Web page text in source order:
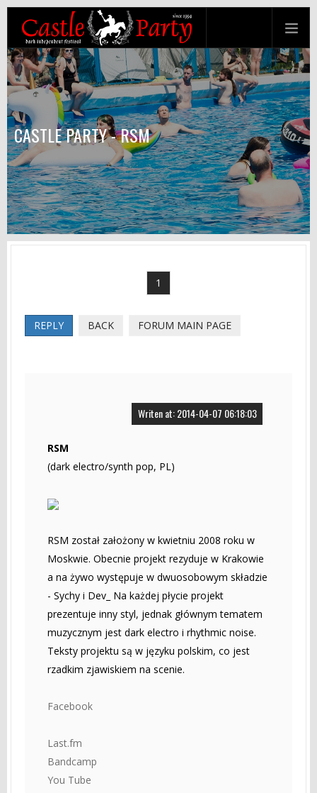
CASTLE PARTY - RSM
1
REPLY BACK FORUM MAIN PAGE
Writen at: 2014-04-07 06:18:03
RSM
(dark electro/synth pop, PL)
RSM został założony w kwietniu 2008 roku w
Moskwie. Obecnie projekt rezyduje w Krakowie
a na żywo występuje w dwuosobowym składzie
- Sychy i Dev_ Na każdej płycie projekt
prezentuje inny styl, jednak głównym tematem
muzycznym jest dark electro i rhythmic noise.
Teksty projektu są w języku polskim, co jest
rzadkim zjawiskiem na scenie.
Facebook
Last.fm
Bandcamp
You Tube